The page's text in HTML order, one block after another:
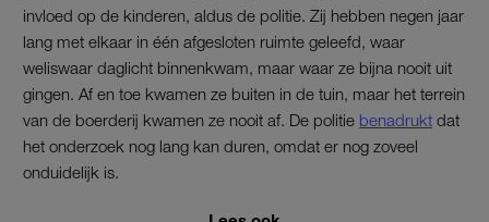
invloed op de kinderen, aldus de politie. Zij hebben negen jaar
lang met elkaar in één afgesloten ruimte geleefd, waar
weliswaar daglicht binnenkwam, maar waar ze bijna nooit uit
gingen. Af en toe kwamen ze buiten in de tuin, maar het terrein
van de boerderij kwamen ze nooit af. De politie benadrukt dat
het onderzoek nog lang kan duren, omdat er nog zoveel
onduidelijk is.